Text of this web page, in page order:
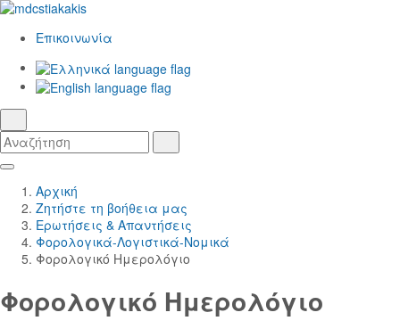
Επικοινωνία
Αναζήτηση
Skip
Main
Content
Κεντρική
Πλοήγηση
Αρχική
Ζητήστε τη βοήθεια μας
Ερωτήσεις & Απαντήσεις
Φορολογικά-Λογιστικά-Νομικά
Φορολογικό Ημερολόγιο
Φορολογικό Ημερολόγιο